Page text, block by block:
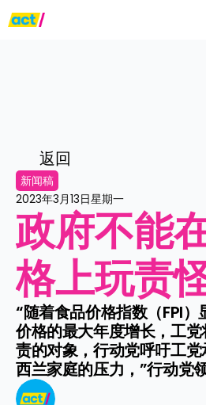
返回
新闻稿
2023年3月13日星期一
政府不能
格上玩责
“随着食品价格指数（FPI
价格的最大年度增长，工
责的对象，行动党呼吁工
西兰家庭的压力，”行动党